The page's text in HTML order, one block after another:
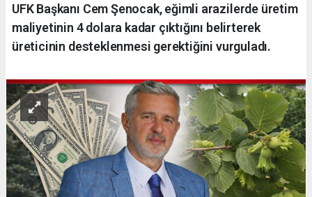
UFK Başkanı Cem Şenocak, eğimli arazilerde üretim
maliyetinin 4 dolara kadar çıktığını belirterek
üreticinin desteklenmesi gerektiğini vurguladı.